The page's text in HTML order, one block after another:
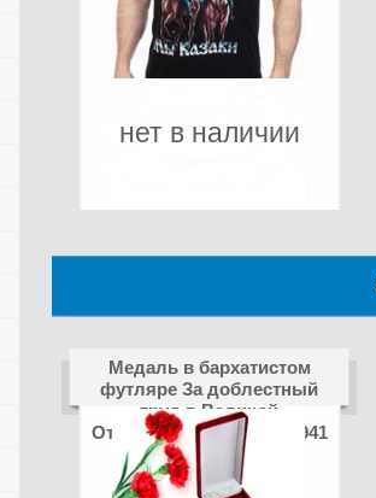
нет в наличии
Медаль в бархатистом
футляре За доблестный
труд в Великой
Отечественной войне 1941
—1945 гг. Муляж